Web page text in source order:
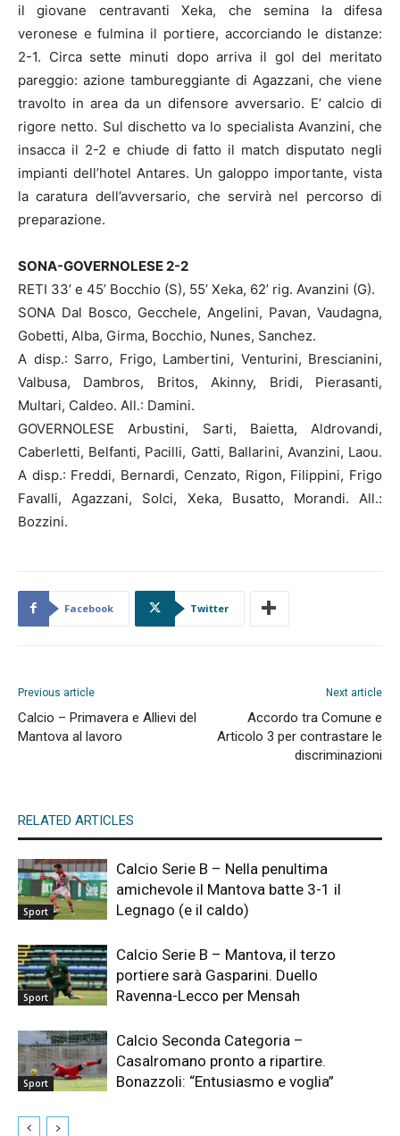
il giovane centravanti Xeka, che semina la difesa
veronese e fulmina il portiere, accorciando le distanze:
2-1. Circa sette minuti dopo arriva il gol del meritato
pareggio: azione tambureggiante di Agazzani, che viene
travolto in area da un difensore avversario. E’ calcio di
rigore netto. Sul dischetto va lo specialista Avanzini, che
insacca il 2-2 e chiude di fatto il match disputato negli
impianti dell’hotel Antares. Un galoppo importante, vista
la caratura dell’avversario, che servirà nel percorso di
preparazione.
SONA-GOVERNOLESE 2-2
RETI 33’ e 45’ Bocchio (S), 55’ Xeka, 62’ rig. Avanzini (G).
SONA Dal Bosco, Gecchele, Angelini, Pavan, Vaudagna,
Gobetti, Alba, Girma, Bocchio, Nunes, Sanchez.
A disp.: Sarro, Frigo, Lambertini, Venturini, Brescianini,
Valbusa, Dambros, Britos, Akinny, Bridi, Pierasanti,
Multari, Caldeo. All.: Damini.
GOVERNOLESE Arbustini, Sarti, Baietta, Aldrovandi,
Caberletti, Belfanti, Pacilli, Gatti, Ballarini, Avanzini, Laou.
A disp.: Freddi, Bernardi, Cenzato, Rigon, Filippini, Frigo
Favalli, Agazzani, Solci, Xeka, Busatto, Morandi. All.:
Bozzini.
Facebook Twitter
Previous article
Calcio – Primavera e Allievi del
Mantova al lavoro
Next article
Accordo tra Comune e
Articolo 3 per contrastare le
discriminazioni
RELATED ARTICLES
Sport
Calcio Serie B – Nella penultima
amichevole il Mantova batte 3-1 il
Legnago (e il caldo)
Sport
Calcio Serie B – Mantova, il terzo
portiere sarà Gasparini. Duello
Ravenna-Lecco per Mensah
Sport
Calcio Seconda Categoria –
Casalromano pronto a ripartire.
Bonazzoli: “Entusiasmo e voglia”